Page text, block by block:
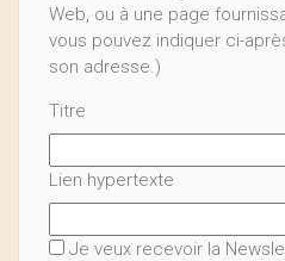
Web, ou à une page
vous pouvez indiquer ci-
son adresse.)
Titre
Lien hypertexte
Je veux recevoir la